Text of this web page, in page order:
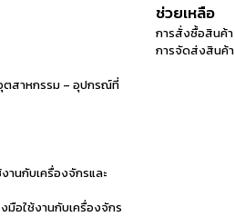
ตสาหกรรม – อุปกรณ์ที่
ช่วยเหลือ
การสั่งซื้อสินค้า
การจัดส่งสินค้า
านกับเครื่องจักรและ
มือใช้งานกับเครื่องจักร